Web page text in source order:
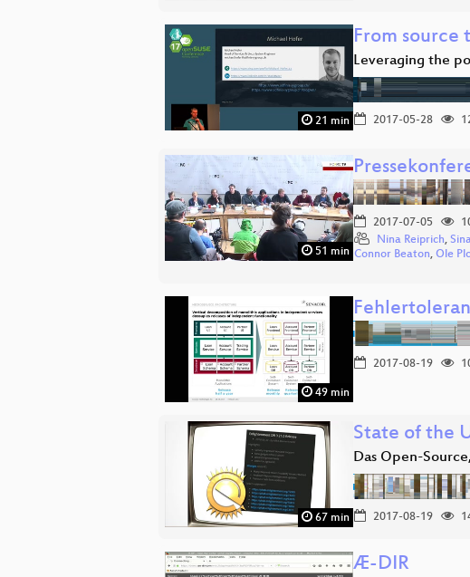
21 min
From source
Leveraging the
2017-05-28
51 min
2017-07-05
Nina Reiprich,
Connor Beaton, Ole
49 min
2017-08-19
67 min
State of the
Das Open-
2017-08-19
Æ-DIR